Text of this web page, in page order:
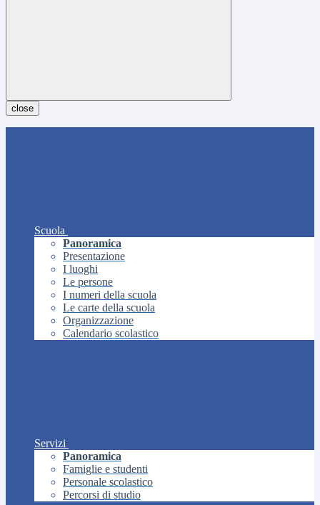
close
Scuola
Panoramica
Presentazione
I luoghi
Le persone
I numeri della scuola
Le carte della scuola
Organizzazione
Calendario scolastico
Servizi
Panoramica
Famiglie e studenti
Personale scolastico
Percorsi di studio